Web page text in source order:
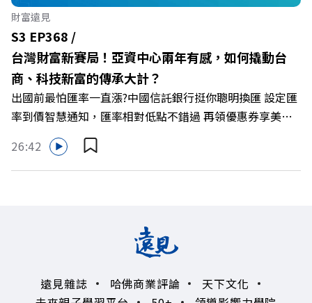
🔺最有人情味的文化橋梁！從社會創新到經典「日本展」的
共好實踐 主持人／遠見雜誌副社長兼遠見智庫總編輯 李建
興 與談人／遠東SOGO百貨董事長 黃晴雯 +++++ 🫧清除腦
袋的盲點，也順手理清生活的雜亂。 點開看質感養成術>>
https://gvmkt.pse.is/9al3px ✨關注《遠見》更多的社群：
LINE：https://reurl.cc/A4ELQp IG：
https://bit.ly/3AjBWNV YT：https://bit.ly/38jNi9k
Powered by Firstory Hosting
財富遠見
S3 EP368 /
台灣財富新賽局！亞資中心兩年有感，如何撬動台
商、科技新富的傳承大計？
出國前最怕匯率一直漲?中國信託銀行挺你聰明換匯 設定匯
率到價智慧通知，匯率相對低點不錯過 再領優惠券享美金
最高減3分等優惠 立即設定： https://fstry.pse.is/9d7lr7
投資外幣如幣別轉換可能產生匯兌損失，應評估涉及自身情
況審慎投資。 完整注意事項詳見網站資訊。 —— 以上為
在政府力推「亞洲資產管理中心」政策、高雄專區成立滿週
年的關鍵時刻，台灣的投信、信託與財富管理業務，正迎來
到遠見資深主編廖君雅，帶你解析這場台灣史上最大規模的
26:42
遠見雜誌 哈佛商業評論
天下文化